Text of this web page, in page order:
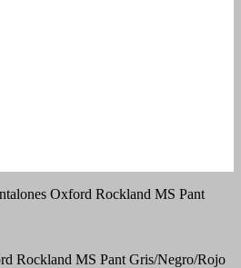
Oxford Rockland MS Pant
Rockland MS Pant Gris/Negro/Rojo